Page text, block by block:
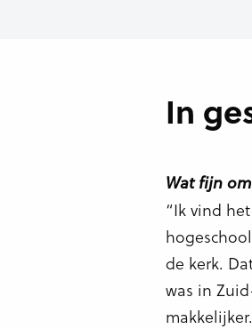
In
Wat fijn
“Ik vind
de kerk.
was in